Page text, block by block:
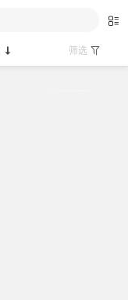
筛选